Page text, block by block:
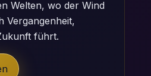
Welten, wo der Wind
Vergangenheit,
führt.